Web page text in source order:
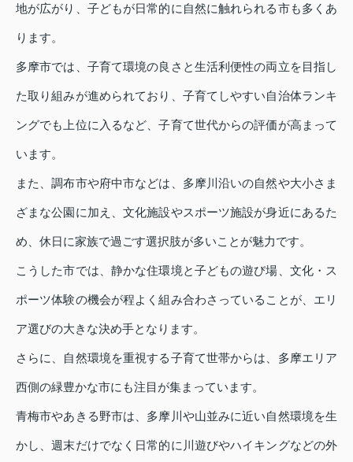
地が広がり、子どもが日常的に自然に触れられる市も多くあ
ります。
多摩市では、子育て環境の良さと生活利便性の両立を目指し
た取り組みが進められており、子育てしやすい自治体ランキ
ングでも上位に入るなど、子育て世代からの評価が高まって
います。
また、調布市や府中市などは、多摩川沿いの自然や大小さま
ざまな公園に加え、文化施設やスポーツ施設が身近にあるた
め、休日に家族で過ごす選択肢が多いことが魅力です。
こうした市では、静かな住環境と子どもの遊び場、文化・ス
ポーツ体験の機会が程よく組み合わさっていることが、エリ
ア選びの大きな決め手となります。
さらに、自然環境を重視する子育て世帯からは、多摩エリア
西側の緑豊かな市にも注目が集まっています。
青梅市やあきる野市は、多摩川や山並みに近い自然環境を生
かし、週末だけでなく日常的に川遊びやハイキングなどの外